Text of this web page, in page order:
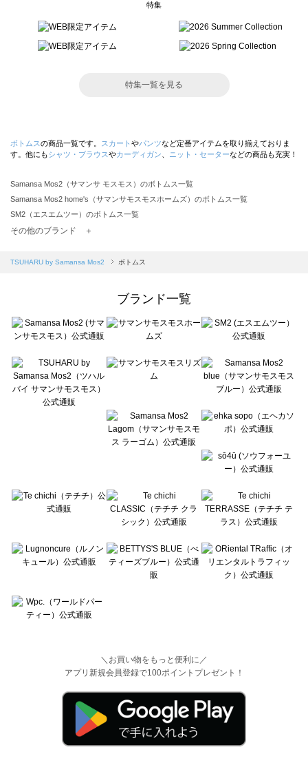
特集
特集一覧を見る
ボトムスの商品一覧です。 スカート やパンツなど定番アイテムを取り揃えておりま
す。他にもシャツ・ブラウスやカーディガン ニット・セーターなどの商品も充実！
Samansa Mos2（サマンサ モスモス）のボトムス一覧
Samansa Mos2 home's（サマンサモスモスホームズ）のボトムス一覧
SM2（エスエムツー）のボトムス一覧
TSUHARU by Samansa Mos2（ツハルバイサマンサモスモス）のボトムス一覧
Samansa Mos2 blue（サマンサモスモス ブルー）のボトムス一覧
sō4ū（ソウフォーユー）のボトムス一覧
Te chichi（テチチ）のボトムス一覧
Te chichi CLASSIC（テチチ クラシック）のボトムス一覧
Lugnoncure（ルノンキュール）のボトムス一覧
BETTY'S BLUE（べティーズブルー）のボトムス一覧
Wpc.（ワールドパーティー）のボトムス一覧
その他のブランド ＋
TSUHARU by Samansa Mos2 ボトムス
ブランド一覧
＼お買い物をもっと便利に／
アプリ新規会員登録で100ポイントプレゼント！